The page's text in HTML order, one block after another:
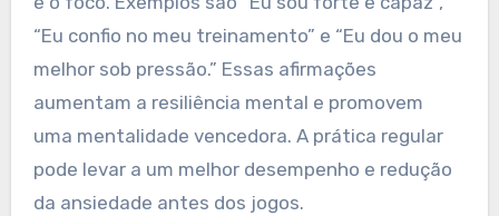
“Eu confio no meu treinamento” e “Eu dou o meu
melhor sob pressão.” Essas afirmações
aumentam a resiliência mental e promovem
uma mentalidade vencedora. A prática regular
pode levar a um melhor desempenho e redução
da ansiedade antes dos jogos.